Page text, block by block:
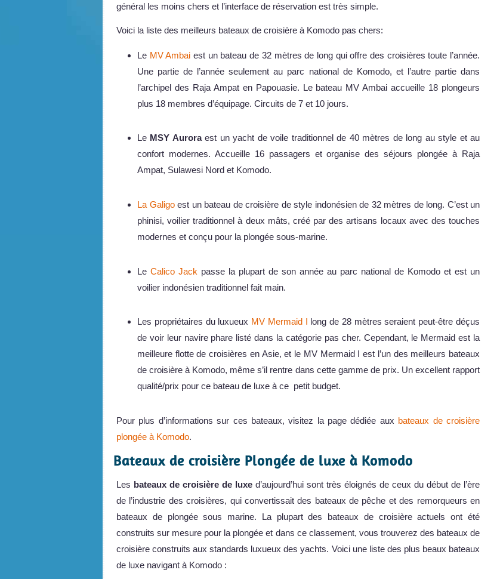
général les moins chers et l’interface de réservation est très simple.
Voici la liste des meilleurs bateaux de croisière à Komodo pas chers:
Le MV Ambai est un bateau de 32 mètres de long qui offre des croisières toute l’année.
Une partie de l’année seulement au parc national de Komodo, et l’autre partie dans
l’archipel des Raja Ampat en Papouasie. Le bateau MV Ambai accueille 18 plongeurs
plus 18 membres d’équipage. Circuits de 7 et 10 jours.
Le MSY Auroraest un yacht de voile traditionnel de 40 mètres de long au style et au
confort modernes. Accueille 16 passagers et organise des séjours plongée à Raja
Ampat, Sulawesi Nord et Komodo.
La Galigoest un bateau de croisière de style indonésien de 32 mètres de long. C’est un
phinisi, voilier traditionnel à deux mâts, créé par des artisans locaux avec des touches
modernes et conçu pour la plongée sous-marine.
Le Calico Jack passe la plupart de son année au parc national de Komodo et est un
voilier indonésien traditionnel fait main.
Les propriétaires du luxueux MV Mermaid I
long de 28 mètres seraient peut-être déçus
de voir leur navire phare listé dans la catégorie pas cher. Cependant, le Mermaid est la
meilleure flotte de croisières en Asie, et le MV Mermaid I est l’un des meilleurs bateaux
de croisière à Komodo, même s’il rentre dans cette gamme de prix. Un excellent rapport
qualité/prix pour ce bateau de luxe à ce petit budget.
Pour plus d’informations sur ces bateaux, visitez la page dédiée aux bateaux de croisière
plongée à Komodo.
Bateaux de croisière Plongée de luxe à Komodo
Les bateaux de croisière de luxe d’aujourd’hui sont très éloignés de ceux du début de l’ère
de l’industrie des croisières, qui convertissait des bateaux de pêche et des remorqueurs en
bateaux de plongée sous marine. La plupart des bateaux de croisière actuels ont été
construits sur mesure pour la plongée et dans ce classement, vous trouverez des bateaux de
croisière construits aux standards luxueux des yachts. Voici une liste des plus beaux bateaux
de luxe navigant à Komodo :